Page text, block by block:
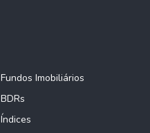
Fundos Imobiliários
BDRs
Índices